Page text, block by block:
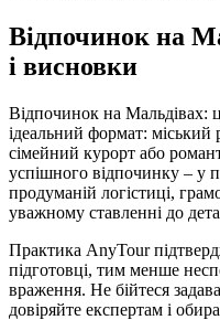
Відпочинок на
і висновки
Відпочинок на Мальдівах:
ідеальний формат: міський
сімейний курорт або
успішного відпочинку – у
продуманій логістиці,
уважному ставленні до
Практика AnyTour
підготовці, тим менше
враження. Не бійтеся
довіряйте експертам і